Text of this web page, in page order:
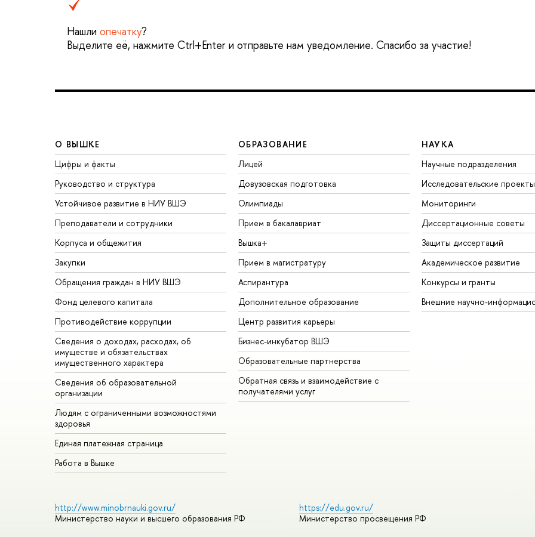
Нашли опечатку?
Выделите её, нажмите Ctrl+Enter и отправьте нам уведомление. Спасибо за участие!
О ВЫШКЕ
Цифры и факты
Руководство и структура
Устойчивое развитие в НИУ ВШЭ
Преподаватели и сотрудники
Корпуса и общежития
Закупки
Обращения граждан в НИУ ВШЭ
Фонд целевого капитала
Противодействие коррупции
Сведения о доходах, расходах, об
имуществе и обязательствах
имущественного характера
Сведения об образовательной
организации
Людям с ограниченными возможностями
здоровья
Единая платежная страница
Работа в Вышке
ОБРАЗОВАНИЕ
Лицей
Довузовская подготовка
Олимпиады
Прием в бакалавриат
Вышка+
Прием в магистратуру
Аспирантура
Дополнительное образование
Центр развития карьеры
Бизнес-инкубатор ВШЭ
Образовательные партнерства
Обратная связь и взаимодействие с
получателями услуг
НАУКА
Научные подразделения
Исследовательские проекты
Мониторинги
Диссертационные советы
Защиты диссертаций
Академическое развитие
Конкурсы и гранты
Внешние научно-
http://www.minobrnauki.gov.ru/
Министерство науки и высшего образования РФ
https://edu.gov.ru/
Министерство просвещения РФ